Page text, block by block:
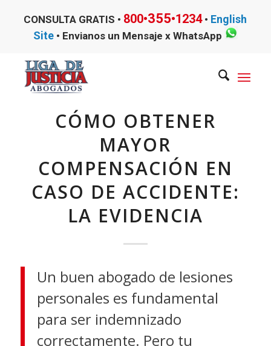
CONSULTA GRATIS • 800•355•1234• English
Site• Envianos un Mensaje x WhatsApp
CÓMO OBTENER
MAYOR
COMPENSACIÓN EN
CASO DE ACCIDENTE:
LA EVIDENCIA
Un buen abogado de lesiones
personales es fundamental
para ser indemnizado
correctamente. Pero tu